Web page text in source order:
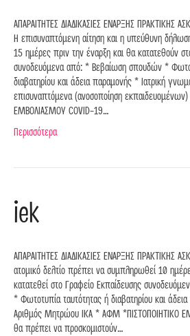
AΠΑΡΑΙΤΗΤΕΣ ΔΙΑΔΙΚΑΣΙΕΣ ΕΝΑΡΞΗΣ ΠΡΑΚΤΙΚΗΣ
Η επισυναπτόμενη αίτηση και η υπεύθυνη
15 ημέρες πριν την έναρξη και θα κατατεθούν
συνοδευόμενα από: * Βεβαίωση σπουδών *
διαβατηρίου και άδεια παραμονής * Ιατρική
επισυναπτόμενα (ανοσοποίηση
ΕΜΒΟΛΙΑΣΜΟΥ COVID-19…
Περισσότερα
iek
AΠΑΡΑΙΤΗΤΕΣ ΔΙΑΔΙΚΑΣΙΕΣ ΕΝΑΡΞΗΣ ΠΡΑΚΤΙΚΗΣ
ατομικό δελτίο πρέπει να συμπληρωθεί 10
κατατεθεί στο Γραφείο Εκπαίδευσης
* Φωτοτυπία ταυτότητας ή διαβατηρίου και
Αριθμός Μητρώου ΙΚΑ * ΑΦΜ *ΠΙΣΤΟΠΟΙΗΤΙΚΟ
θα πρέπει να προσκομιστούν…